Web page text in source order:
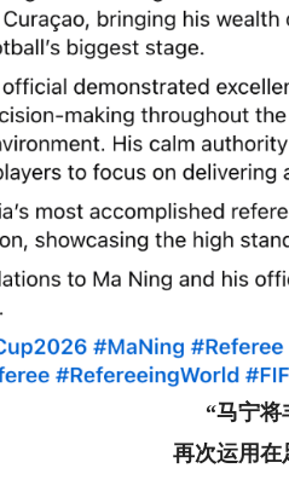
“马宁
再次运用在